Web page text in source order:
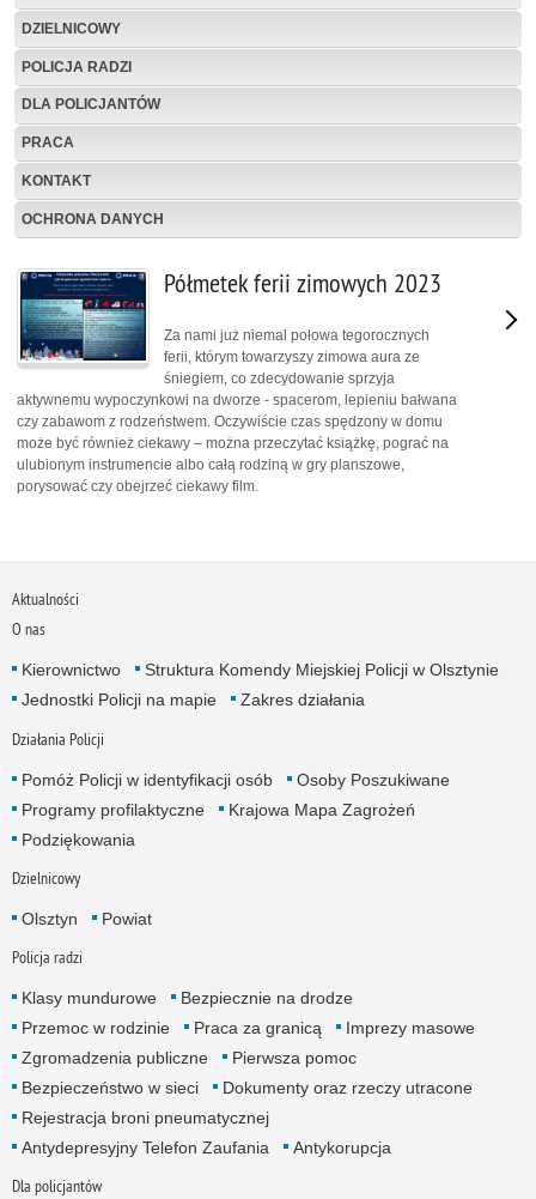
DZIELNICOWY
POLICJA RADZI
DLA POLICJANTÓW
PRACA
KONTAKT
OCHRONA DANYCH
Półmetek ferii zimowych 2023
Za nami już niemal połowa tegorocznych
ferii, którym towarzyszy zimowa aura ze
śniegiem, co zdecydowanie sprzyja
aktywnemu wypoczynkowi na dworze - spacerom, lepieniu bałwana
czy zabawom z rodzeństwem. Oczywiście czas spędzony w domu
może być również ciekawy – można przeczytać książkę, pograć na
ulubionym instrumencie albo całą rodziną w gry planszowe,
porysować czy obejrzeć ciekawy film.
Aktualności
O nas
Kierownictwo
Struktura Komendy Miejskiej Policji w Olsztynie
Jednostki Policji na mapie
Zakres działania
Działania Policji
Pomóż Policji w identyfikacji osób
Osoby Poszukiwane
Programy profilaktyczne
Krajowa Mapa Zagrożeń
Podziękowania
Dzielnicowy
Olsztyn Powiat
Policja radzi
Klasy mundurowe
Bezpiecznie na drodze
Przemoc w rodzinie
Praca za granicą
Imprezy masowe
Zgromadzenia publiczne
Pierwsza pomoc
Bezpieczeństwo w sieci
Dokumenty oraz rzeczy utracone
Rejestracja broni pneumatycznej
Antydepresyjny Telefon Zaufania
Antykorupcja
Dla policjantów